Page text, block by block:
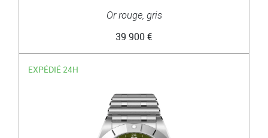
Or rouge, gris
39 900 €
EXPÉDIÉ 24H